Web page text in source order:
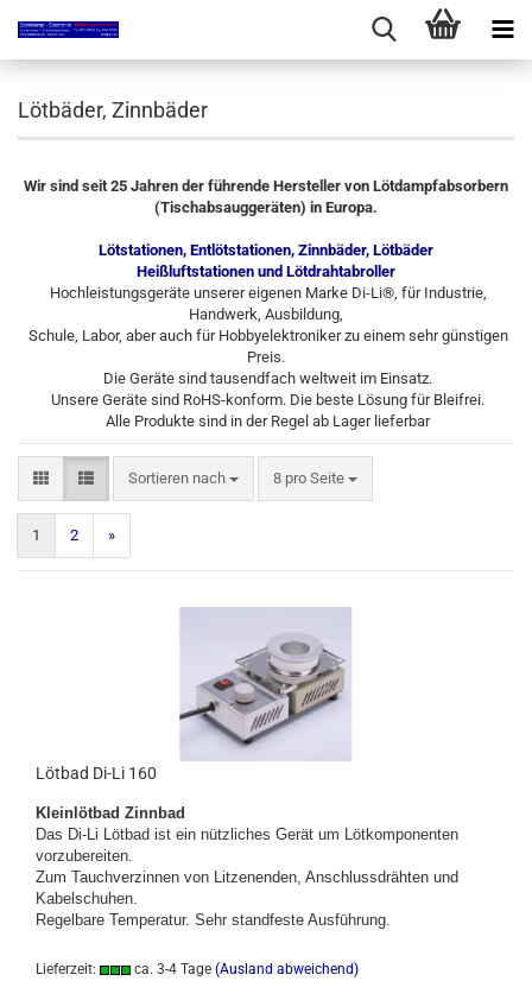
Lötbäder, Zinnbäder
Wir sind seit 25 Jahren der führende Hersteller von Lötdampfabsorbern
(Tischabsauggeräten) in Europa.
Lötstationen, Entlötstationen, Zinnbäder, Lötbäder
Heißluftstationen und Lötdrahtabroller
Hochleistungsgeräte unserer eigenen Marke Di-Li®, für Industrie,
Handwerk, Ausbildung,
Schule, Labor, aber auch für Hobbyelektroniker zu einem sehr günstigen
Preis.
Die Geräte sind tausendfach weltweit im Einsatz.
Unsere Geräte sind RoHS-konform. Die beste Lösung für Bleifrei.
Alle Produkte sind in der Regel ab Lager lieferbar
Sortieren nach
Sortieren nach 8 pro Seite
pro Seite
1 2 »
Lötbad Di-Li 160
Kleinlötbad Zinnbad
Das Di-Li Lötbad ist ein nützliches Gerät um Lötkomponenten
vorzubereiten.
Zum Tauchverzinnen von Litzenenden, Anschlussdrähten und
Kabelschuhen.
Regelbare Temperatur. Sehr standfeste Ausführung.
Lieferzeit: ca. 3-4 Tage (Ausland abweichend)